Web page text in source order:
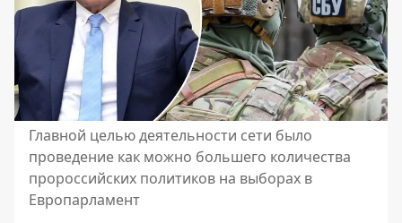
Главной целью деятельности сети было
проведение как можно большего количества
пророссийских политиков на выборах в
Европарламент